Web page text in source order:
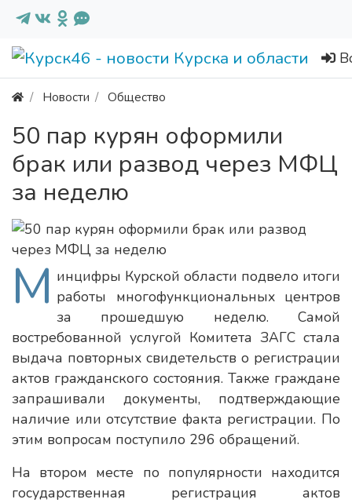
Новости Общество
50 пар курян оформили
брак или развод через МФЦ
за неделю
М инцифры Курской области подвело итоги
работы многофункциональных центров
за прошедшую неделю. Самой
востребованной услугой Комитета ЗАГС стала
выдача повторных свидетельств о регистрации
актов гражданского состояния. Также граждане
запрашивали документы, подтверждающие
наличие или отсутствие факта регистрации. По
этим вопросам поступило 296 обращений.
На втором месте по популярности находится
государственная регистрация актов